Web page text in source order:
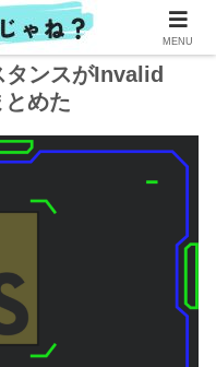
ンスがInvalid
めた
MENU